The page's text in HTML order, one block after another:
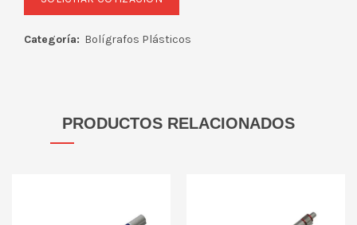
Categoría: Bolígrafos Plásticos
PRODUCTOS RELACIONADOS